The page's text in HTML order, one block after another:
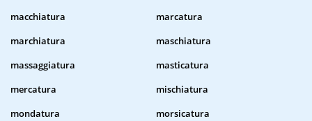
macchiatura
marcatura
marchiatura
maschiatura
massaggiatura
masticatura
mercatura
mischiatura
mondatura
morsicatura